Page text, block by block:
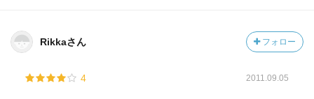
Rikkaさん フォロー
4 2011.09.05